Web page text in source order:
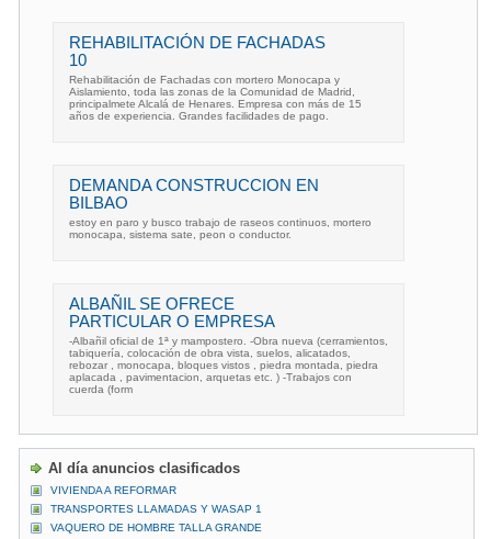
REHABILITACIÓN DE FACHADAS
10
Rehabilitación de Fachadas con mortero Monocapa y
Aislamiento, toda las zonas de la Comunidad de Madrid,
principalmete Alcalá de Henares. Empresa con más de 15
años de experiencia. Grandes facilidades de pago.
DEMANDA CONSTRUCCION EN
BILBAO
estoy en paro y busco trabajo de raseos continuos, mortero
monocapa, sistema sate, peon o conductor.
ALBAÑIL SE OFRECE
PARTICULAR O EMPRESA
-Albañil oficial de 1ª y mampostero. -Obra nueva (cerramientos,
tabiquería, colocación de obra vista, suelos, alicatados,
rebozar , monocapa, bloques vistos , piedra montada, piedra
aplacada , pavimentacion, arquetas etc. ) -Trabajos con
cuerda (form
Al día anuncios clasificados
VIVIENDA A REFORMAR
TRANSPORTES LLAMADAS Y WASAP 1
VAQUERO DE HOMBRE TALLA GRANDE